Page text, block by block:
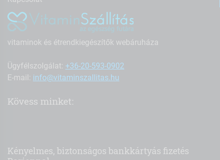
vitaminok és étrendkiegészítők webáruháza
Ügyfélszolgálat: +36-20-593-0902
E-mail: info@vitaminszallitas.hu
Kövess minket:
Kényelmes, biztonságos bankkártyás fizetés